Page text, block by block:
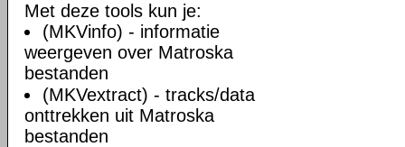
Met deze tools kun je:
(MKVinfo) - informatie
weergeven over Matroska
bestanden
(MKVextract) - tracks/data
onttrekken uit Matroska
bestanden